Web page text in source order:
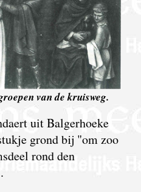
van de kruisweg.
uit Balgerhoeke
grond bij "om zoo
rond den